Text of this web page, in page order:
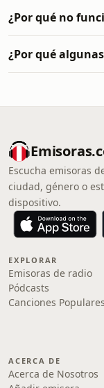
¿Por qué no
¿Por qué
Escucha emisoras
ciudad, género o
dispositivo.
EXPLORAR
Emisoras de radio
Pódcasts
Canciones Populares
ACERCA DE
Acerca de Nosotros